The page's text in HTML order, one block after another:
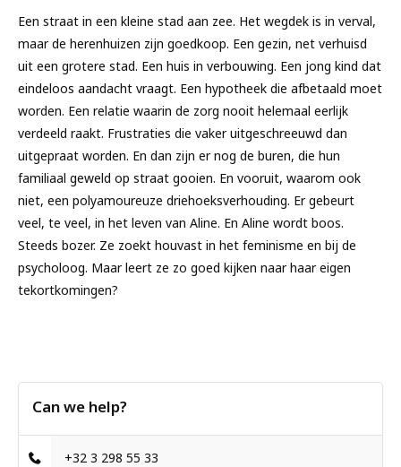
Een straat in een kleine stad aan zee. Het wegdek is in verval,
maar de herenhuizen zijn goedkoop. Een gezin, net verhuisd
uit een grotere stad. Een huis in verbouwing. Een jong kind dat
eindeloos aandacht vraagt. Een hypotheek die afbetaald moet
worden. Een relatie waarin de zorg nooit helemaal eerlijk
verdeeld raakt. Frustraties die vaker uitgeschreeuwd dan
uitgepraat worden. En dan zijn er nog de buren, die hun
familiaal geweld op straat gooien. En vooruit, waarom ook
niet, een polyamoureuze driehoeksverhouding. Er gebeurt
veel, te veel, in het leven van Aline. En Aline wordt boos.
Steeds bozer. Ze zoekt houvast in het feminisme en bij de
psycholoog. Maar leert ze zo goed kijken naar haar eigen
tekortkomingen?
Can we help?
+32 3 298 55 33